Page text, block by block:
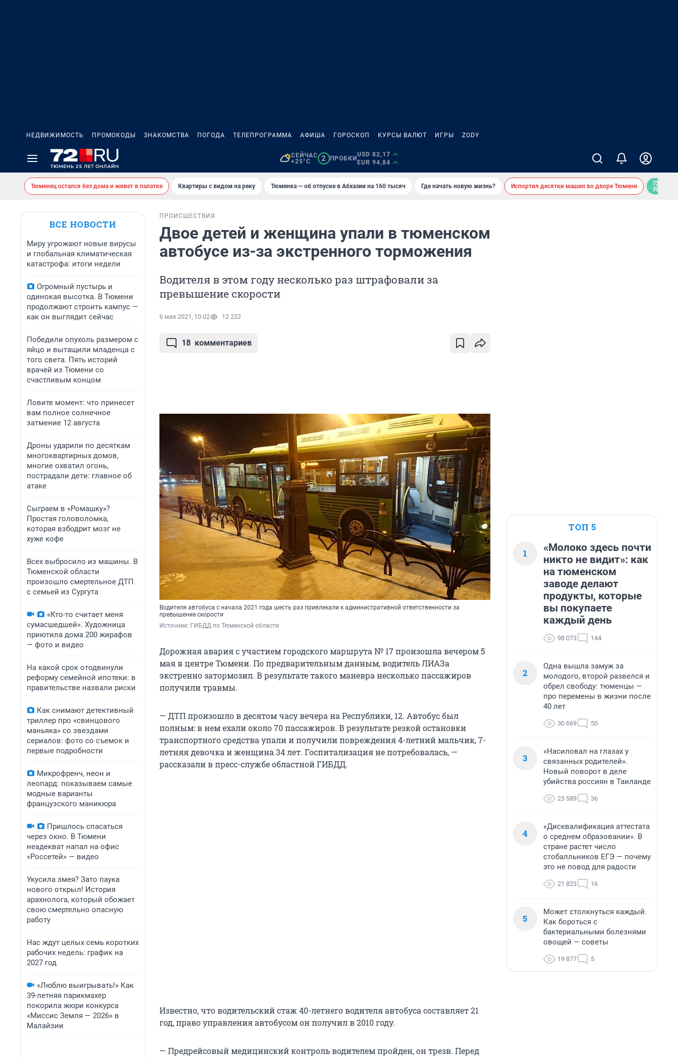
НЕДВИЖИМОСТЬ ПРОМОКОДЫ ЗНАКОМСТВА ПОГОДА ТЕЛЕПРОГРАММА АФИША ГОРОСКОП КУРСЫ ВАЛЮТ ИГРЫ ZODY
СЕЙЧАС
+25°C
2 ПРОБКИ
USD 82,17
EUR 94,84
Тюменец остался без дома и живет в палатке Квартиры с видом на реку Тюменка — об отпуске в Абхазии на 160 тысяч Где начать новую жизнь? Испортил десятки машин во дворе Тюмени
ВСЕ НОВОСТИ
Миру угрожают новые вирусы
и глобальная климатическая
катастрофа: итоги недели
Огромный пустырь и
одинокая высотка. В Тюмени
продолжают строить кампус —
как он выглядит сейчас
Победили опухоль размером с
яйцо и вытащили младенца с
того света. Пять историй
врачей из Тюмени со
счастливым концом
Ловите момент: что принесет
вам полное солнечное
затмение 12 августа
Дроны ударили по десяткам
многоквартирных домов,
многие охватил огонь,
пострадали дети: главное об
атаке
Сыграем в «Ромашку»?
Простая головоломка,
которая взбодрит мозг не
хуже кофе
Всех выбросило из машины. В
Тюменской области
произошло смертельное ДТП
с семьей из Сургута
«Кто-то считает меня
сумасшедшей». Художница
приютила дома 200 жирафов
— фото и видео
На какой срок отодвинули
реформу семейной ипотеки: в
правительстве назвали риски
Как снимают детективный
триллер про «свинцового
маньяка» со звездами
сериалов: фото со съемок и
первые подробности
Микрофренч, неон и
леопард: показываем самые
модные варианты
французского маникюра
Пришлось спасаться
через окно. В Тюмени
неадекват напал на офис
«Россетей» — видео
Укусила змея? Зато паука
нового открыл! История
арахнолога, который обожает
свою смертельно опасную
работу
Нас ждут целых семь коротких
рабочих недель: график на
2027 год
«Люблю выигрывать!» Как
39-летняя парикмахер
покорила жюри конкурса
«Миссис Земля — 2026» в
Малайзии
ПРОИСШЕСТВИЯ
Двое детей и женщина упали в тюменском
автобусе из-за экстренного торможения
Водителя в этом году несколько раз штрафовали за
превышение скорости
6 мая 2021, 10:02 12 222
18 комментариев
Водителя автобуса с начала 2021 года шесть раз привлекали к административной ответственности за
превышение скорости
Источник: ГИБДД по Тюменской области
Дорожная авария с участием городского маршрута № 17 произошла вечером 5
мая в центре Тюмени. По предварительным данным, водитель ЛИАЗа
экстренно затормозил. В результате такого маневра несколько пассажиров
получили травмы.
— ДТП произошло в десятом часу вечера на Республики, 12. Автобус был
полным: в нем ехали около 70 пассажиров. В результате резкой остановки
транспортного средства упали и получили повреждения 4-летний мальчик, 7-
летняя девочка и женщина 34 лет. Госпитализация не потребовалась, —
рассказали в пресс-службе областной ГИБДД.
Известно, что водительский стаж 40-летнего водителя автобуса составляет 21
год, право управления автобусом он получил в 2010 году.
— Предрейсовый медицинский контроль водителем пройден, он трезв. Перед
ТОП 5
1
«Молоко здесь почти
никто не видит»: как
на тюменском
заводе делают
продукты, которые
вы покупаете
каждый день
98 073 144
2
Одна вышла замуж за
молодого, второй развелся и
обрел свободу: тюменцы —
про перемены в жизни после
40 лет
30 669 50
3
«Насиловал на глазах у
связанных родителей».
Новый поворот в деле
убийства россиян в Таиланде
23 589 36
4
«Дисквалификация аттестата
о среднем образовании». В
стране растет число
стобалльников ЕГЭ — почему
это не повод для радости
21 823 16
5
Может столкнуться каждый.
Как бороться с
бактериальными болезнями
овощей — советы
19 877 5